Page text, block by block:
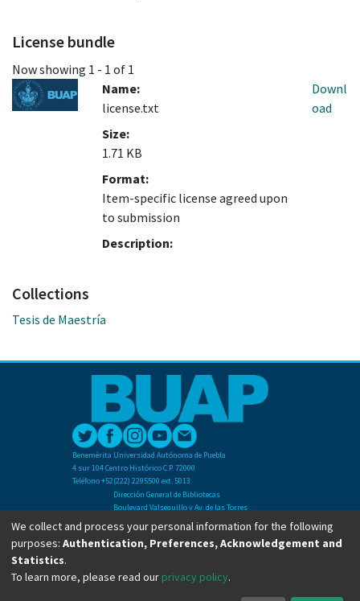
License bundle
Now showing 1 - 1 of 1
Name:
license.txt
Size:
1.71 KB
Format:
Item-specific license agreed upon
to submission
Description:
Downl
oad
Collections
Tesis de Maestría
Benemérita Universidad Autónoma de Puebla
4 sur 104 Centro Histórico C.P. 72000
Teléfono +52(222) 2295500 ext. 5013
Dirección General de Bibliotecas
Boulevard Valsequillo y Av. de las Torres
Ciudad Universitaria. Col. San Manuel
C.P. 72570
Teléfono +52 (222) 2295500 Ext 2901
We collect and process your personal information for the following
purposes: Authentication, Preferences, Acknowledgement and
Statistics.
To learn more, please read our privacy policy.